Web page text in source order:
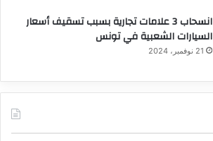
انسحاب 3 علامات تجارية بسبب تسقيف أسعار
السيارات الشعبية في تونس
21 نوفمبر، 2024